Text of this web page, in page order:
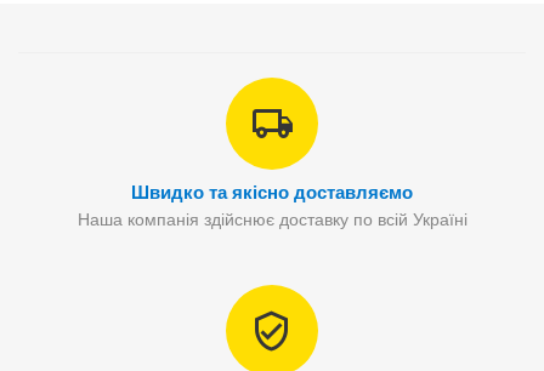
Швидко та якісно доставляємо
Наша компанія здійснює доставку по всій Україні